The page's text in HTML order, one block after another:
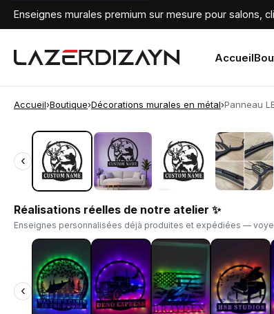
Enseignes murales premium sur mesure pour salons,
Accueil
Accueil›Boutique›Décorations murales en métal›Panneau
‹
‹
Réalisations réelles de notre atelier ✨
Enseignes personnalisées déjà produites et expédiées —
‹